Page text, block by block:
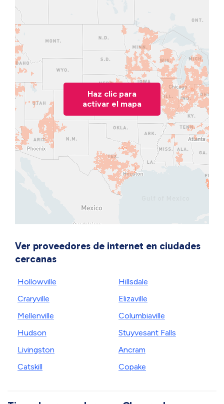
Haz clic para
activar el mapa
Ver proveedores de internet en ciudades
cercanas
Hollowville
Craryville
Mellenville
Hudson
Livingston
Catskill
Hillsdale
Elizaville
Columbiaville
Stuyvesant Falls
Ancram
Copake